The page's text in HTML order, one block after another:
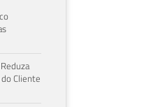
Cliente